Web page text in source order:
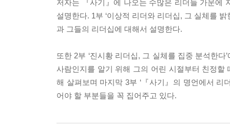
저자는 『사기』에 나오는 수많은 리더들 가운에
설명한다. 1부 ‘이상적 리더와 리더십, 그 실체를
과 그들의 리더십에 대해서 설명한다.
또한 2부 ‘진시황 리더십, 그 실체를 집중 분석한
사람인지를 알기 위해 그의 어린 시절부터 친정
해 살펴보며 마지막 3부 ‘『사기』의 명언에서 리
어야 할 부분들을 꼭 집어주고 있다.